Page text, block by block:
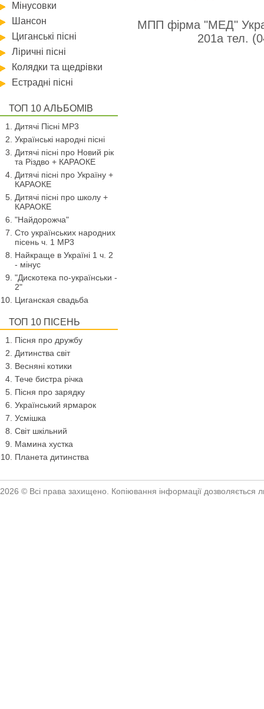
Мінусовки
Шансон
Циганські пісні
Ліричні пісні
Колядки та щедрівки
Естрадні пісні
ТОП 10 АЛЬБОМІВ
Дитячі Пісні MP3
Українські народні пісні
Дитячі пісні про Новий рік
та Різдво + КАРАОКЕ
Дитячі пісні про Україну +
КАРАОКЕ
Дитячі пісні про школу +
КАРАОКЕ
"Найдорожча"
Сто українських народних
пісень ч. 1 МР3
Найкраще в Україні 1 ч. 2
- мінус
"Дискотека по-українськи -
2"
Циганская свадьба
ТОП 10 ПІСЕНЬ
Пісня про дружбу
Дитинства світ
Весняні котики
Тече бистра річка
Пісня про зарядку
Український ярмарок
Усмішка
Світ шкільний
Мамина хустка
Планета дитинства
МПП фірма "МЕД"
201а тел.
2026 © Всі права захищено. Копіювання інформації дозволяється